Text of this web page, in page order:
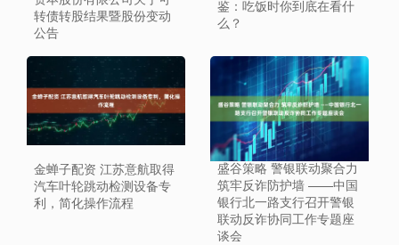
转债转股结果暨股份变动
公告
鉴：吃饭时你到底在看什
么？
金蝉子配资 江苏意航取得
汽车叶轮跳动检测设备专
利，简化操作流程
盛谷策略 警银联动聚合力
筑牢反诈防护墙 ——中国
银行北一路支行召开警银
联动反诈协同工作专题座
谈会